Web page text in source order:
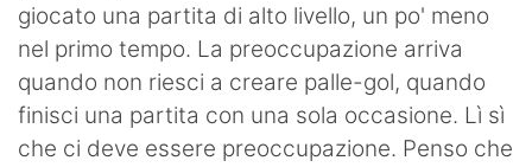
giocato una partita di alto livello, un po' meno
nel primo tempo. La preoccupazione arriva
quando non riesci a creare palle-gol, quando
finisci una partita con una sola occasione. Lì sì
che ci deve essere preoccupazione. Penso che